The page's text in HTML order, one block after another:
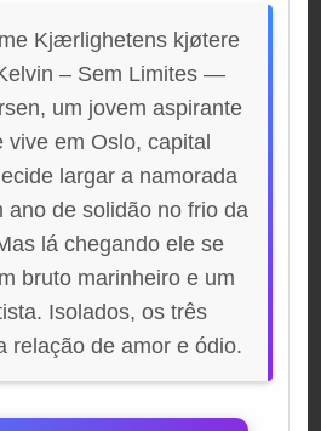
Kjærlighetens kjøtere
– Sem Limites —
um jovem aspirante
vive em Oslo, capital
largar a namorada
ano de solidão no frio da
lá chegando ele se
bruto marinheiro e um
Isolados, os três
relação de amor e ódio.